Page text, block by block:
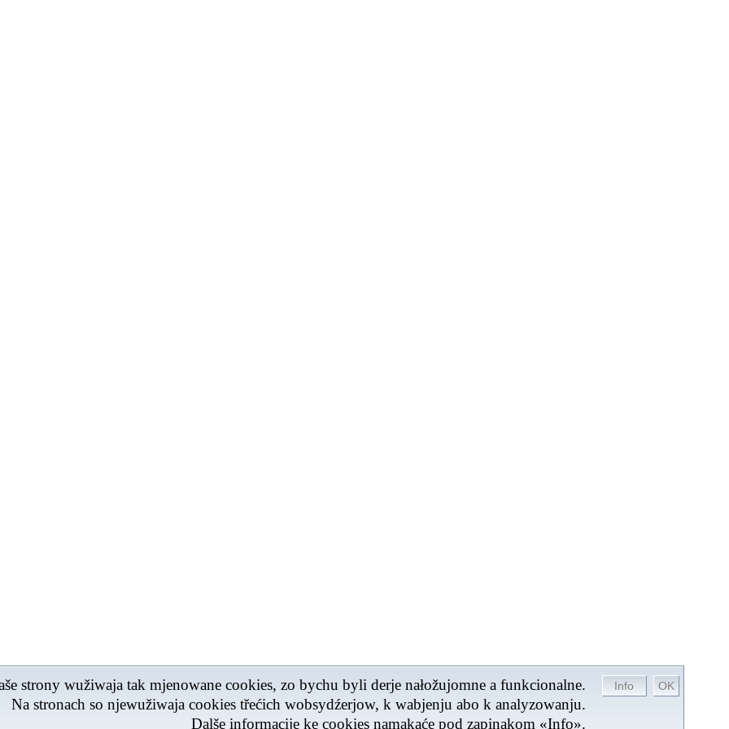
strony wužiwaja tak mjenowane cookies, zo bychu byli derje nałožujomne a funkcionalne.
Na stronach so njewužiwaja cookies třećich wobsydźerjow, k wabjenju abo k analyzowanju.
Dalše informacije ke cookies namakaće pod zapinakom «Info».